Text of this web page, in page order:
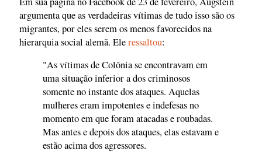
argumenta que as verdadeiras vítimas de tudo isso são os
migrantes, por eles serem os menos favorecidos na
hierarquia social alemã. Eleressaltou:
"As vítimas de Colônia se encontravam em
uma situação inferior a dos criminosos
somente no instante dos ataques. Aquelas
mulheres eram impotentes e indefesas no
momento em que foram atacadas e roubadas.
Mas antes e depois dos ataques, elas estavam e
estão acima dos agressores.